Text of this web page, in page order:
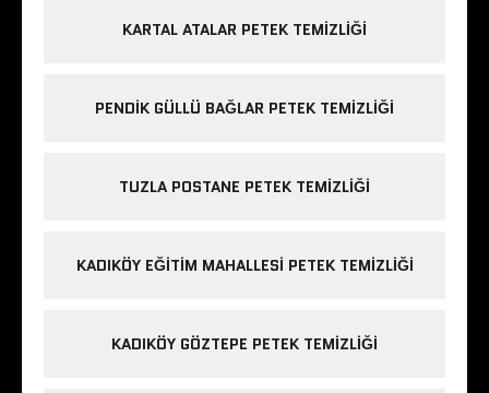
KARTAL ATALAR PETEK TEMIZLIĞI
PENDIK GÜLLÜ BAĞLAR PETEK TEMIZLIĞI
TUZLA POSTANE PETEK TEMIZLIĞI
KADIKÖY EĞITIM MAHALLESI PETEK TEMIZLIĞI
KADIKÖY GÖZTEPE PETEK TEMIZLIĞI